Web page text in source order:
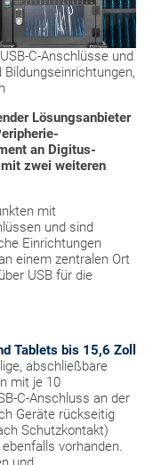
C-Anschlüsse und
Lösungsanbieter
an Digitus-
zwei weiteren
mit
und sind
Einrichtungen
einem zentralen Ort
USB für die
Tablets bis 15,6 Zoll
abschließbare
mit je 10
C-Anschluss an der
Geräte rückseitig
Schutzkontakt)
vorhanden.